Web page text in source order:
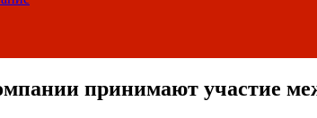
принимают участие